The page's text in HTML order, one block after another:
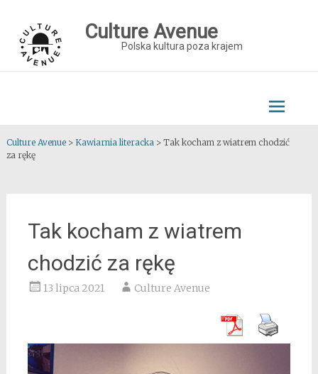
content
Culture Avenue
Polska kultura poza krajem
Culture Avenue> Kawiarnia literacka> Tak kocham z wiatrem chodzić
za rękę
Tak kocham z wiatrem
chodzić za rękę
13 lipca 2021 Culture Avenue